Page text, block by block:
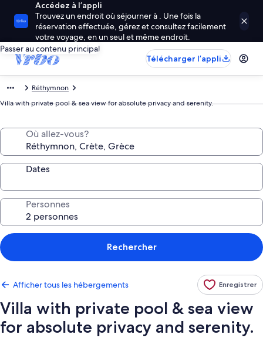
Accédez à l’appli
Trouvez un endroit où séjourner à . Une fois la
réservation effectuée, gérez et consultez facilement
votre voyage, en un seul et même endroit.
Passer au contenu principal
Télécharger l’appli
Réthymnon
Villa with private pool & sea view for absolute privacy and serenity.
Où allez-vous?
Dates
Personnes
Rechercher
Afficher tous les hébergements Enregistrer
Villa with private pool & sea view
for absolute privacy and serenity.